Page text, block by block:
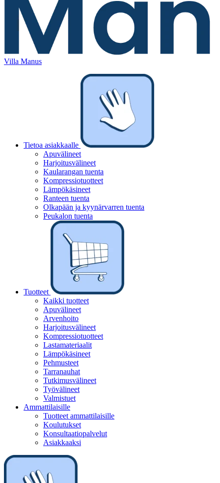
Villa Manus
Tietoa asiakkaalle
Apuvälineet
Harjoitusvälineet
Kaularangan tuenta
Kompressiotuotteet
Lämpökäsineet
Ranteen tuenta
Olkapään ja kyynärvarren tuenta
Peukalon tuenta
Tuotteet
Kaikki tuotteet
Apuvälineet
Arvenhoito
Harjoitusvälineet
Kompressiotuotteet
Lastamateriaalit
Lämpökäsineet
Pehmusteet
Tarranauhat
Tutkimusvälineet
Työvälineet
Valmistuet
Ammattilaisille
Tuotteet ammattilaisille
Koulutukset
Konsultaatiopalvelut
Asiakkaaksi